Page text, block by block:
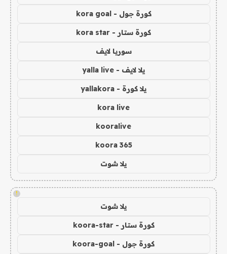
كورة جول - kora goal
كورة ستار - kora star
سوريا لايف
يلا لايف - yalla live
يلا كورة - yallakora
kora live
kooralive
koora 365
يلا شوت
!
يلا شوت
كورة ستار - koora-star
كورة جول - koora-goal